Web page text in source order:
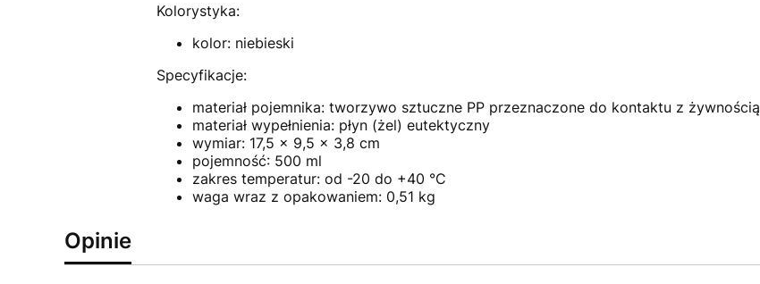
Kolorystyka:
kolor: niebieski
Specyfikacje:
materiał pojemnika: tworzywo sztuczne PP przeznaczone do kontaktu z żywnością
materiał wypełnienia: płyn (żel) eutektyczny
wymiar: 17,5 x 9,5 x 3,8 cm
pojemność: 500 ml
zakres temperatur: od -20 do +40 °C
waga wraz z opakowaniem: 0,51 kg
Opinie